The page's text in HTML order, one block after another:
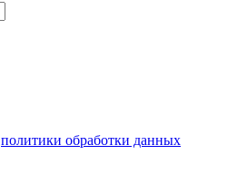
политики обработки данных